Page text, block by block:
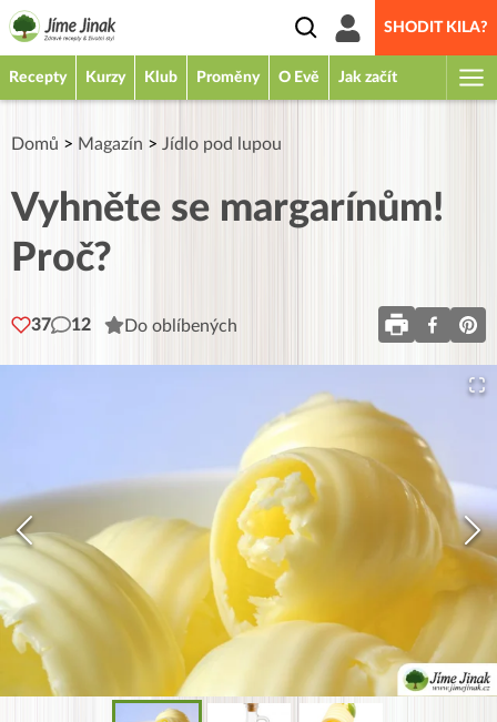
SHODIT KILA?
Recepty Kurzy Klub Proměny O Evě Jak začít
Domů > Magazín > Jídlo pod lupou
Vyhněte se margarínům!
Proč?
37 12 Do oblíbených